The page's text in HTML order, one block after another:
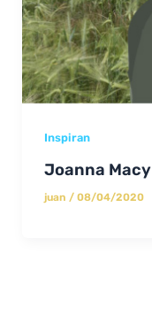
Inspiran
Joanna Macy
juan / 08/04/2020